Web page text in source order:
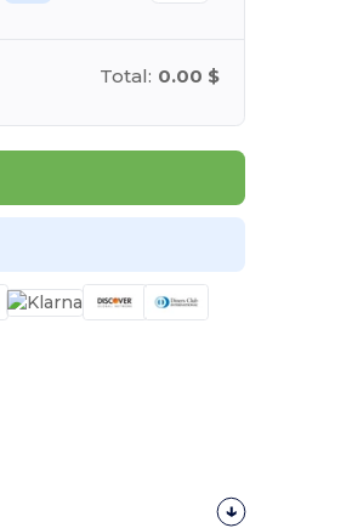
Total: 0.00 $